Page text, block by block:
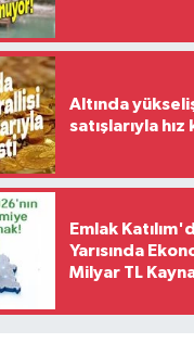
Altında
satışlarıyla hız
Emlak
Yarısında
Milyar TL